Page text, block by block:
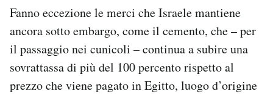
Fanno eccezione le merci che Israele mantiene
ancora sotto embargo, come il cemento, che – per
il passaggio nei cunicoli – continua a subire una
sovrattassa di più del 100 percento rispetto al
prezzo che viene pagato in Egitto, luogo d’origine